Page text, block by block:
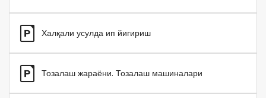
Халқали усулда ип йигириш
Тозалаш жараёни. Тозалаш машиналари